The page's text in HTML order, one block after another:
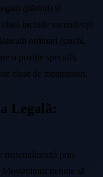
(părinți) și
include ascendenții
ordinari (unchi,
o poziție specială,
clase de moștenitori.
Legală:
materializează prin
trebuie să